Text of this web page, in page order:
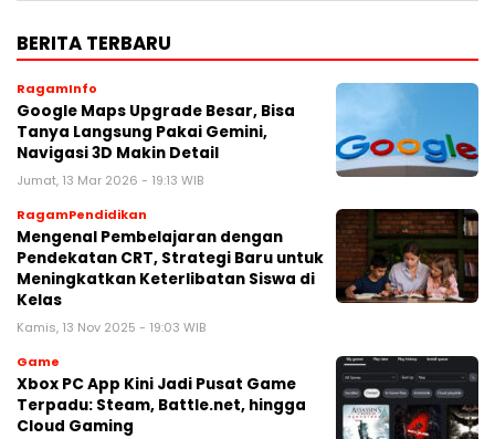
BERITA TERBARU
RagamInfo
Google Maps Upgrade Besar, Bisa
Tanya Langsung Pakai Gemini,
Navigasi 3D Makin Detail
Jumat, 13 Mar 2026 - 19:13 WIB
RagamPendidikan
Mengenal Pembelajaran dengan
Pendekatan CRT, Strategi Baru untuk
Meningkatkan Keterlibatan Siswa di
Kelas
Kamis, 13 Nov 2025 - 19:03 WIB
Game
Xbox PC App Kini Jadi Pusat Game
Terpadu: Steam, Battle.net, hingga
Cloud Gaming